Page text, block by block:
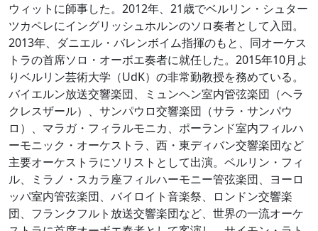
ウィットに師事した。2012年、21歳でベルリン・シュター
ツカペレにイングリッシュホルンのソロ奏者として入団。
2013年、ダニエル・バレンボイム指揮のもと、同オーケス
トラの首席ソロ・オーボエ奏者に就任した。2015年10月よ
りベルリン芸術大学（UdK）の非常勤教授を務めている。
バイエルン放送交響楽団、ミュンヘン室内管弦楽団（ヘラ
クレスザール）、サンパウロ交響楽団（サラ・サンパウ
ロ）、マラガ・フィラルモニカ、ポーランド室内フィルハ
ーモニック・オーケストラ、西・東ディバン交響楽団など
主要オーケストラにソリストとして出演。ベルリン・フィ
ル、ミラノ・スカラ座フィルハーモニー管弦楽団、ヨーロ
ッパ室内管弦楽団、バイロイト音楽祭、ロンドン交響楽
団、フランクフルト放送交響楽団など、世界の一流オーケ